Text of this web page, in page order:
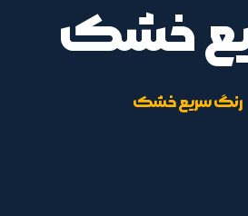
خشک
رنگ سریع خشک